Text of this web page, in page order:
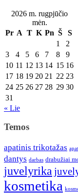
2026 m. rugpjūčio
mėn.
Pr A T K Pn Š
S
1
2
3
4 5 6 7 8
9
10 11 12 13 14 15 16
17 18 19 20 21 22 23
24 25 26 27 28 29 30
31
« Lie
Temos
apatinis trikotažas
dantys darbas drabužiai
juvelyrika
kosmetika